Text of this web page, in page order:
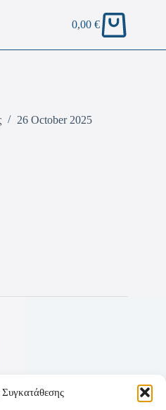
Συγκατάθεσης
0,00€
26 October 2025